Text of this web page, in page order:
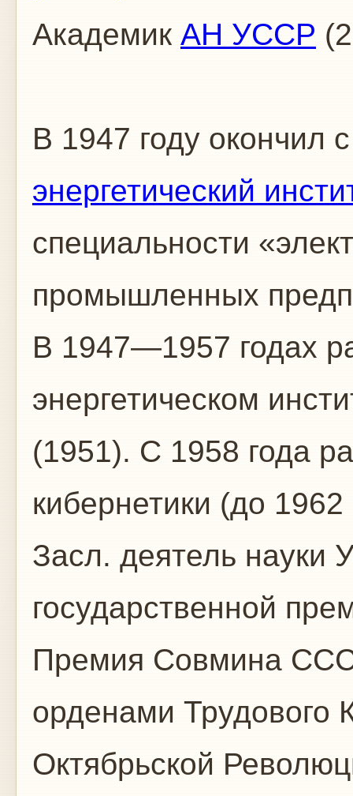
Академик АН УССР
В 1947 году окончил
энергетический
специальности
промышленных
В 1947—1957 годах
энергетическом
(1951). С 1958 года
кибернетики (до
Засл. деятель науки
государственной
Премия Совмина
орденами Трудового
Октябрьской